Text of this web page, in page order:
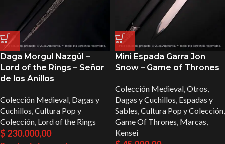
Daga Morgul Nazgûl –
Lord of the Rings – Señor
de los Anillos
Colección Medieval, Dagas y
Cuchillos,Cultura Pop y
Colección, Lord of the Rings
$ 230.000,00
Mini Espada Garra Jon
Snow – Game of Thrones
Colección Medieval,Otros,
Dagas y Cuchillos, Espadas y
Sables,Cultura Pop y Colección,
Game Of Thrones, Marcas,
Kensei